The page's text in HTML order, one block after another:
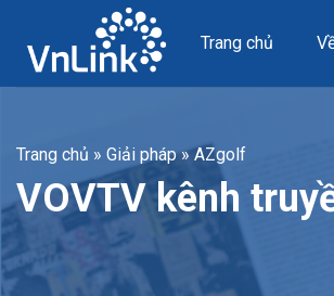
content
Trang chủ
Trang chủ » Giải pháp»AZgolf
VOVTV kênh